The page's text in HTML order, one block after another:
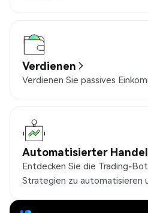
Verdienen
Verdienen Sie passives
Automatisierter Handel
Entdecken Sie die Trading-
Strategien zu automatisieren